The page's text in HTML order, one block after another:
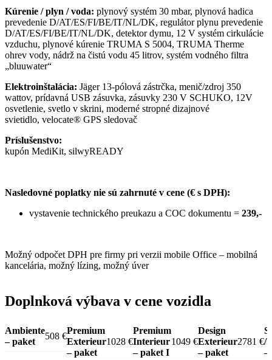
Kúrenie / plyn / voda: plynový systém 30 mbar, plynová hadica
prevedenie D/AT/ES/FI/BE/IT/NL/DK, regulátor plynu prevedenie
D/AT/ES/FI/BE/IT/NL/DK, detektor dymu, 12 V systém cirkulácie
vzduchu, plynové kúrenie TRUMA S 5004, TRUMA Therme
ohrev vody, nádrž na čistú vodu 45 litrov, systém vodného filtra
„bluuwater“
Elektroinštalácia: Jäger 13-pólová zástrčka, menič/zdroj 350
wattov, prídavná USB zásuvka, zásuvky 230 V SCHUKO, 12V
osvetlenie, svetlo v skrini, moderné stropné dizajnové
svietidlo, velocate® GPS sledovač
Príslušenstvo:
kupón MediKit, silwyREADY
Nasledovné poplatky nie sú zahrnuté v cene (€ s DPH):
vystavenie technického preukazu a COC dokumentu = 239,-
Možný odpočet DPH pre firmy pri verzii mobile Office – mobilná
kancelária, možný lízing, možný úver
Doplnková výbava v cene vozidla
Ambiente
– paket
508 €
Premium
Exterieur
– paket
1028 €
Premium
Interieur
– paket I
1049 €
Design
Exterieur
– paket
2781 €/
–